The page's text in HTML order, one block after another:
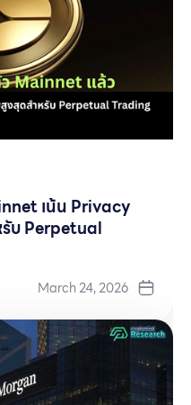
เน้น Privacy
บ Perpetual
March 24, 2026